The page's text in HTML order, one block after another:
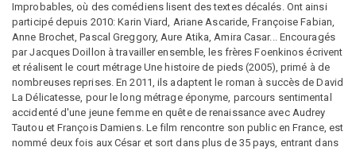
Improbables, où des comédiens lisent des textes décalés. Ont ainsi
participé depuis 2010: Karin Viard, Ariane Ascaride, Françoise Fabian,
Anne Brochet, Pascal Greggory, Aure Atika, Amira Casar... Encouragés
par Jacques Doillon à travailler ensemble, les frères Foenkinos écrivent
et réalisent le court métrage Une histoire de pieds (2005), primé à de
nombreuses reprises. En 2011, ils adaptent le roman à succès de David
La Délicatesse, pour le long métrage éponyme, parcours sentimental
accidenté d'une jeune femme en quête de renaissance avec Audrey
Tautou et François Damiens. Le film rencontre son public en France, est
nommé deux fois aux César et sort dans plus de 35 pays, entrant dans